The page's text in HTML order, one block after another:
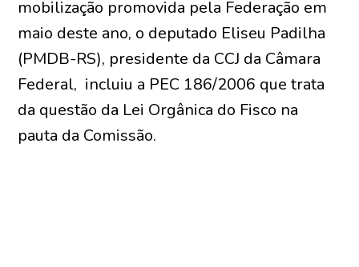
mobilização promovida pela Federação em
maio deste ano, o deputado Eliseu Padilha
(PMDB-RS), presidente da CCJ da Câmara
Federal, incluiu a PEC 186/2006 que trata
da questão da Lei Orgânica do Fisco na
pauta da Comissão.